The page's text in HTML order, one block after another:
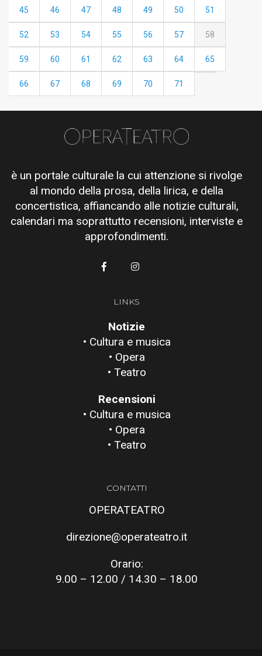
45 46 47 48 49 50 51
52 53 54 55 56 57 58
59 60 61 62 63 64 65
66 67 68 69 70 71
è un portale culturale la cui attenzione si rivolge
al mondo della prosa, della lirica, e della
concertistica, affiancando alle notizie culturali,
calendari ma soprattutto recensioni, interviste e
approfondimenti.
LINKS
Notizie
• Cultura e musica
• Opera
• Teatro
Recensioni
• Cultura e musica
• Opera
• Teatro
CONTATTI
OPERATEATRO
direzione@operateatro.it
Orario:
9.00 – 12.00 / 14.30 – 18.00